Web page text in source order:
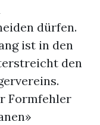
dürfen.
ist in den
den
Formfehler